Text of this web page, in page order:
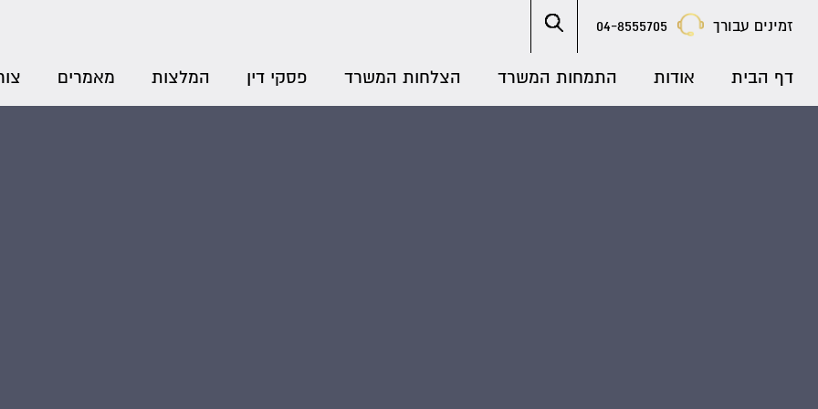
זמינים עבורך 04-8555705
דף הבית אודות התמחות המשרד הצלחות המשרד פסקי דין המלצות מאמרים